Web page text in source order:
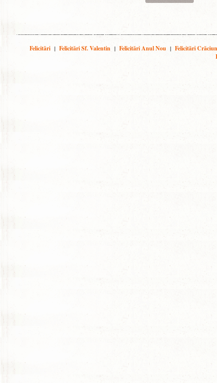
Felicitări | Felicitări Sf. Valentin | Felicitări Anul Nou | Felicitări